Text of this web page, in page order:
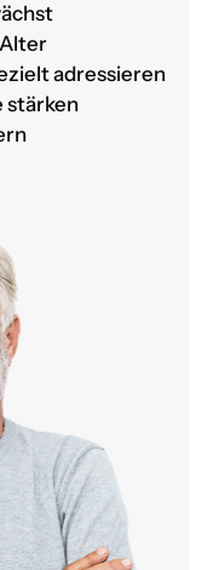
adressieren
stärken